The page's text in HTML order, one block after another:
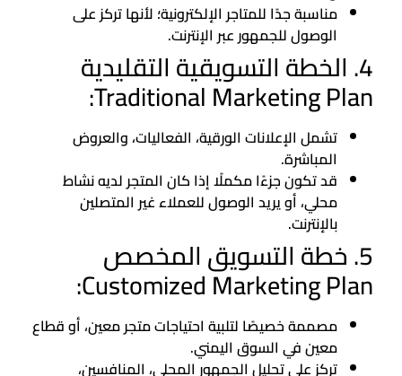
مناسبة جدًا للمتاجر الإلكترونية؛ لأنها تركز على
الوصول للجمهور عبر الإنترنت.
4. الخطة التسويقية التقليدية
Traditional Marketing Plan:
تشمل الإعلانات الورقية، الفعاليات، والعروض
المباشرة.
قد تكون جزءًا مكملًا إذا كان المتجر لديه نشاط
محلي، أو يريد الوصول للعملاء غير المتصلين
بالإنترنت.
5. خطة التسويق المخصص
Customized Marketing Plan:
مصممة خصيصًا لتلبية احتياجات متجر معين، أو قطاع
معين في السوق اليمني.
تركز على تحليل الجمهور المحلي، المنافسين،